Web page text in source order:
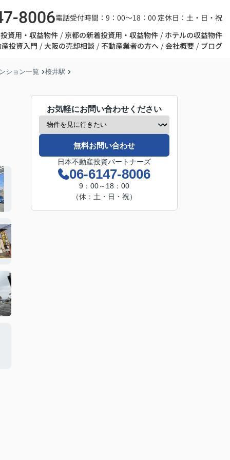
8006電話受付時間：9：00～18：00 定休日：土・日・祝
資用・収益物件
京都の新着投資用・収益物件
ホテルの収益物件
投資入門
大阪の売却相談 不動産業者の方へ 会社概要 ブログ
ション一覧 桜井駅
お気軽にお問い合わせください
無料お問い合わせ
日本不動産投資パートナーズ
06-6147-8006
9：00～18：00
（休：土・日・祝）